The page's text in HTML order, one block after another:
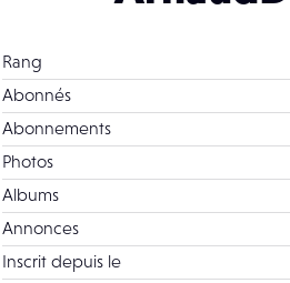
Rang
Abonnés
Abonnements
Photos
Albums
Annonces
Inscrit depuis le